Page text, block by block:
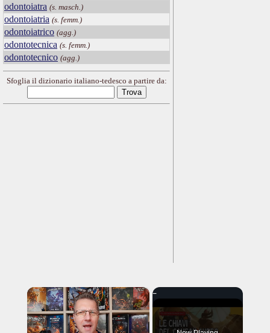
odontoiatra (s. masch.)
odontoiatria (s. femm.)
odontoiatrico (agg.)
odontotecnica (s. femm.)
odontotecnico (agg.)
Sfoglia il dizionario italiano-tedesco a partire da:
×